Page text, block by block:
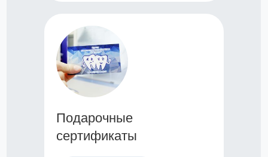
Подарочные
сертификаты